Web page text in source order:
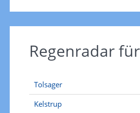
Regenradar
Tolsager
Kelstrup